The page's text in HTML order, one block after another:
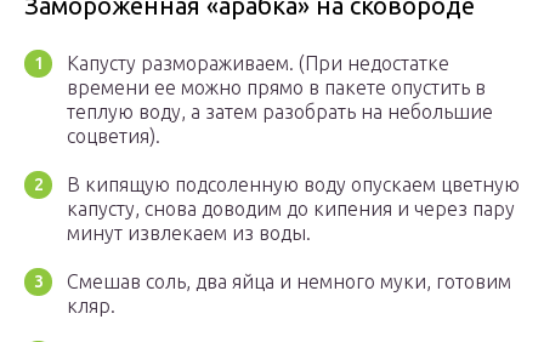
Замороженная «арабка» на сковороде
Капусту размораживаем. (При недостатке
времени ее можно прямо в пакете опустить в
теплую воду, а затем разобрать на небольшие
соцветия).
В кипящую подсоленную воду опускаем цветную
капусту, снова доводим до кипения и через пару
минут извлекаем из воды.
Смешав соль, два яйца и немного муки, готовим
кляр.